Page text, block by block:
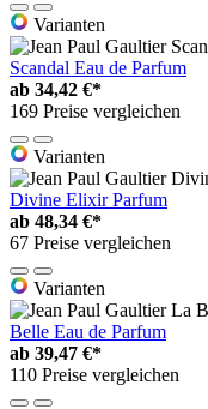
Varianten
Scandal Eau de Parfum
ab 34,42 €*
169 Preise vergleichen
Varianten
Divine Elixir Parfum
ab 48,34 €*
67 Preise vergleichen
Varianten
Belle Eau de Parfum
ab 39,47 €*
110 Preise vergleichen